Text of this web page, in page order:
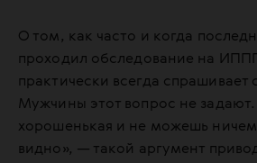
О том, как часто и когда
проходил обследование на
практически всегда спрашивает
Мужчины этот вопрос не задают.
хорошенькая и не можешь
видно», — такой аргумент